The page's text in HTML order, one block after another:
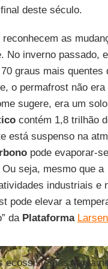
deste século.
as
No inverno passado,
graus mais quentes
o permafrost não era
sugere, era um solo
contém 1,8 trilhão
está suspenso na
pode evaporar-
Ou seja, mesmo que a
industriais e
pode elevar a
da Plataforma
ecossistemas,